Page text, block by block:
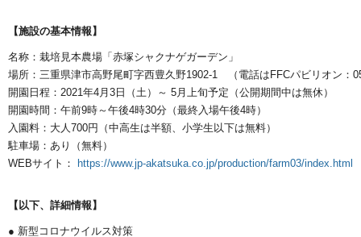
【施設の基本情報】
名称：栽培見本農場「赤塚シャクナゲガーデン」
場所：三重県津市高野尾町字西豊久野1902-1 （電話はFFCパビリオン：
開園日程：2021年4月3日（土）～ 5月上旬予定（公開期間中は無休）
開園時間：午前9時～午後4時30分（最終入場午後4時）
入園料：大人700円（中高生は半額、小学生以下は無料）
駐車場：あり（無料）
WEBサイト：
https://www.jp-akatsuka.co.jp/production/farm03/index.html
【以下、詳細情報】
● 新型コロナウイルス対策